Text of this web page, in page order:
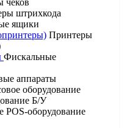
штрихкода
ящики
Принтеры
Фискальные
аппараты
оборудование
Б/У
POS-оборудование